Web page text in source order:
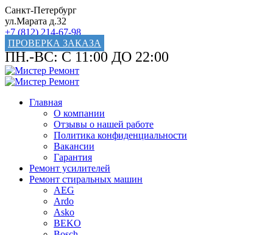
Санкт-Петербург
ул.Марата д.32
+7 (812) 214-67-98
ПРОВЕРКА ЗАКАЗА
ПН.-ВС: С 11:00 ДО 22:00
Главная
О компании
Отзывы о нашей работе
Политика конфиденциальности
Вакансии
Гарантия
Ремонт усилителей
Ремонт стиральных машин
AEG
Ardo
Asko
BEKO